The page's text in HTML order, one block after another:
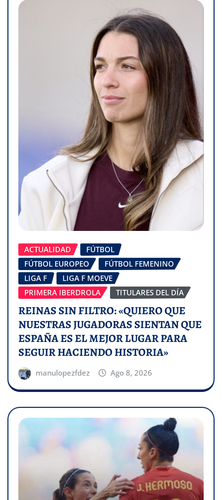
ACTUALIDAD
FÚTBOL
FÚTBOL EUROPEO
FÚTBOL FEMENINO
LIGA F
LIGA F MOEVE
PRIMERA IBERDROLA
TITULARES DEL DÍA
REINAS SIN FILTRO: «QUIERO QUE
NUESTRAS JUGADORAS SIENTAN QUE
ESPAÑA ES EL MEJOR LUGAR PARA
SEGUIR HACIENDO HISTORIA»
manulopezfdez Ago 8, 2026